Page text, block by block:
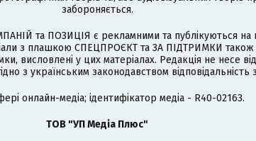
забороняється.
та ПОЗИЦІЯ є рекламними та публікуються на
з плашкою СПЕЦПРОЄКТ та ЗА ПІДТРИМКИ
висловлені у цих матеріалах. Редакція не несе
з українським законодавством
онлайн-медіа; ідентифікатор медіа - R40-02163.
ТОВ "УП Медіа Плюс"